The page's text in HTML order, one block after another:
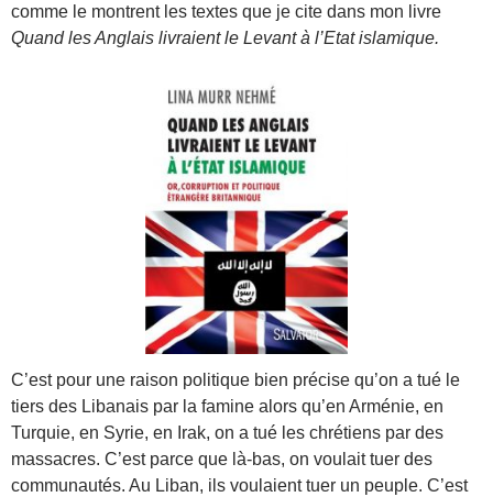
comme le montrent les textes que je cite dans mon livre
Quand les Anglais livraient le Levant à l’Etat islamique.
C’est pour une raison politique bien précise qu’on a tué le
tiers des Libanais par la famine alors qu’en Arménie, en
Turquie, en Syrie, en Irak, on a tué les chrétiens par des
massacres. C’est parce que là-bas, on voulait tuer des
communautés. Au Liban, ils voulaient tuer un peuple. C’est